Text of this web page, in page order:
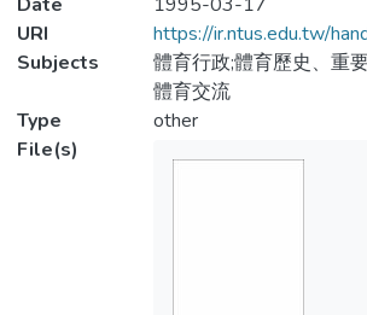
URI
https://ir.ntus.edu.tw/
Subjects
體育行政;體育歷史、重
體育交流
Type
other
File(s)